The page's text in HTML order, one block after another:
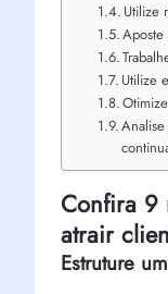
Utilize
Utilize
Confira 9
atrair
Estruture